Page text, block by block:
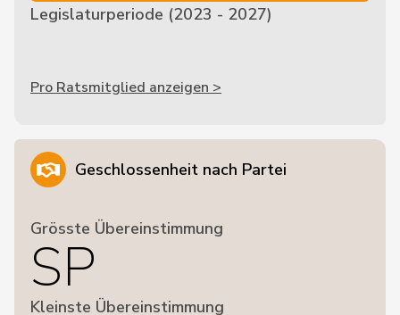
Legislaturperiode (2023 - 2027)
Pro Ratsmitglied anzeigen >
Geschlossenheit nach Partei
Grösste Übereinstimmung
SP
Kleinste Übereinstimmung